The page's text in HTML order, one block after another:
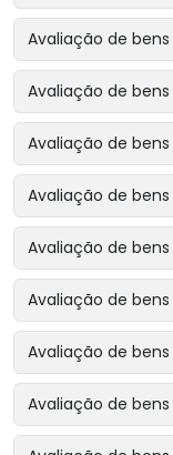
Avaliação de
Avaliação de
Avaliação de
Avaliação de
Avaliação de
Avaliação de
Avaliação de
Avaliação de